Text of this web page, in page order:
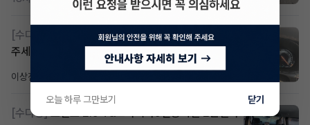
[수다방]
Gv70 승계자분 구합니다 지원금 협의연락
주세요
이상진
[수다방] 소렌토 2.5 T&스타리아9인승디젤 2운전자
오늘 하루 그만보기 닫기